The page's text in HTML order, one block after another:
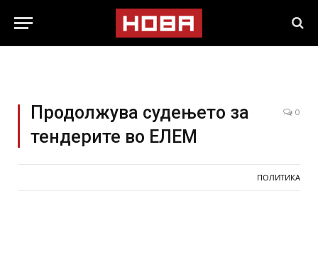
Продолжува судењето за
тендерите во ЕЛЕМ
0
ПОЛИТИКА